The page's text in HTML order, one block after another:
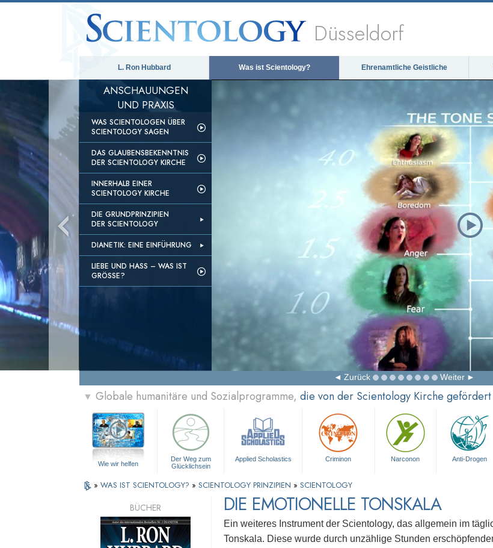
Düsseldorf
L. Ron Hubbard Was ist Scientology? Ehrenamtliche Geistliche
ANSCHAUUNGEN
UND PRAXIS
WAS SCIENTOLOGEN ÜBER
SCIENTOLOGY SAGEN
DAS GLAUBENSBEKENNTNIS
DER SCIENTOLOGY KIRCHE
INNERHALB EINER
SCIENTOLOGY KIRCHE
DIE GRUNDPRINZIPIEN
DER SCIENTOLOGY
DIANETIK: EINE EINFÜHRUNG
LIEBE UND HASS – WAS IST
GRÖSSE?
Zurück Weiter
▼ Globale humanitäre und Sozialprogramme, die von der Scientology Kirche
Wie wir helfen
Der Weg zum
Glücklichsein
Applied Scholastics Criminon Narconon Anti-Drogen
» WAS IST SCIENTOLOGY? » SCIENTOLOGY PRINZIPIEN » SCIENTOLOGY
DIE EMOTIONELLE TONSKALA
Ein weiteres Instrument der Scientology, das allgemein im
Tonskala. Diese wurde durch unzählige Stunden
BÜCHER